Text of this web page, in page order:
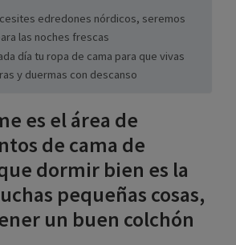
edredones nórdicos,
abrigo para las noches frescas
día tu ropa de cama para que
quieras y duermas con descanso
es el área de
de cama de
dormir bien es la
pequeñas
el tener un buen